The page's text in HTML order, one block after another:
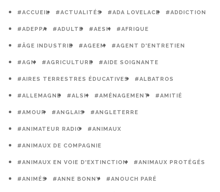
#ACCUEIL #ACTUALITÉS #ADA LOVELACE #ADDICTION
#ADEPPA #ADULTE #AESH #AFRIQUE
#ÂGE INDUSTRIE #AGEEM #AGENT D'ENTRETIEN
#AGN #AGRICULTURE #AIDE SOIGNANTE
#AIRES TERRESTRES ÉDUCATIVES #ALBATROS
#ALLEMAGNE #ALSH #AMÉNAGEMENT #AMITIÉ
#AMOUR #ANGLAIS #ANGLETERRE
#ANIMATEUR RADIO #ANIMAUX
#ANIMAUX DE COMPAGNIE
#ANIMAUX EN VOIE D'EXTINCTION #ANIMAUX PROTÉGÉS
#ANIMÉS #ANNE BONNY #ANOUCH PARÉ